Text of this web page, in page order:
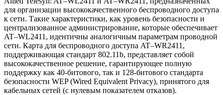
для организации высококачественного беспроводного доступа
к сети. Такие характеристики, как уровень безопасности и
централизованное администрирование, которые обеспечивает
AT–WL2411, идентичны аналогичным параметрам проводной
сети. Карта для беспроводного доступа AT–WR2411,
поддерживающая стандарт 802.11b, представляет собой
высококачественное решение, гарантирующее полную
поддержку как 40-битового, так и 128-битового стандарта
безопасности WEP (Wired Equivalent Privacy), принятого для
кабельных сетей (с нулевым показателем отказов).